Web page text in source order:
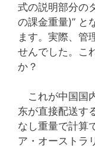
式の説明部分の
の課金重量)” と
ます。実際、管
せんでした。こ
か？
これが中国国
东が直接配送す
なし重量で計算
ア・オーストラ